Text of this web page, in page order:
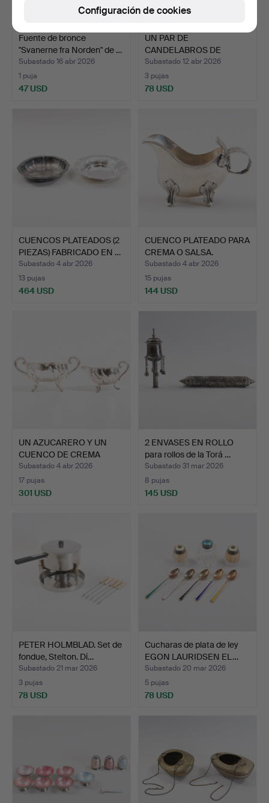
Fuente de bronce
"Svanerne fra Norden" de …
Subastado 16 abr 2026
1 puja
47 USD
UN PAR DE
CANDELABROS DE
LATÓN, Barroco, s…
Subastado 12 abr 2026
3 pujas
78 USD
CUENCOS PLATEADOS (2
PIEZAS) FABRICADO EN …
Subastado 4 abr 2026
13 pujas
464 USD
CUENCO PLATEADO PARA
CREMA O SALSA.
Estamp…
Subastado 4 abr 2026
15 pujas
144 USD
UN AZUCARERO Y UN
CUENCO DE CREMA
PLATEADO…
Subastado 4 abr 2026
17 pujas
301 USD
2 ENVASES EN ROLLO
para rollos de la Torá …
Subastado 31 mar 2026
8 pujas
145 USD
PETER HOLMBLAD. Set de
fondue, Stelton. Di…
Subastado 21 mar 2026
3 pujas
78 USD
Cucharas de plata de ley
EGON LAURIDSEN EL…
Subastado 20 mar 2026
5 pujas
78 USD
Configuración de cookies